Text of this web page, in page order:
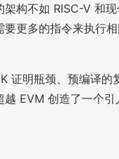
架构不如 RISC-V 和
要更多的指令来执行
明瓶颈、预编译的
EVM 创造了一个引